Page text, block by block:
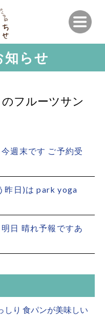
知らせ
フルーツサン
週末です ご予約受
昨日)は park yoga
日 晴れ予報ですあ
しり 食パンが美味しい